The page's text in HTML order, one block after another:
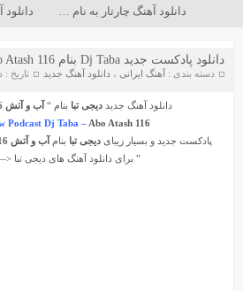
دانلود آهنگ چارتار به نام در حسرت ماه
دانلود پادکست جدید Dj Taba بنام Abo Atash 116
دسته بندی :آهنگ ایرانی ، دانلود آهنگ جدید تاریخ :
دانلود آهنگ جدید دیجی تبا بنام “آب و آتش 116
Podcast Dj Taba – Abo Atash 116
پادکست جدید و بسیار زیبای دیجی تبا بنام آب و آتش 116
” برای دانلود آهنگ های دیجی تبا